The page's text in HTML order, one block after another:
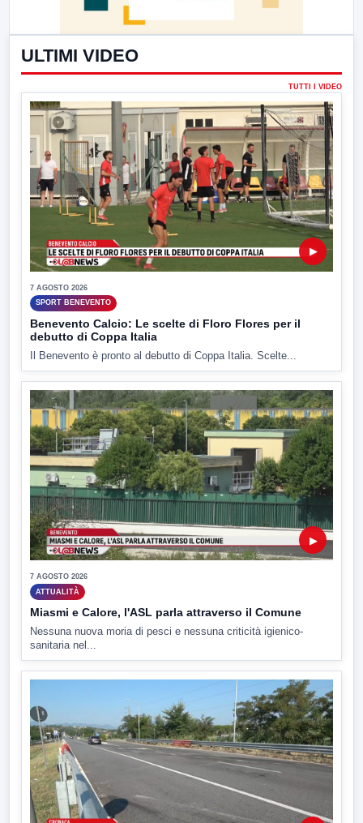
ULTIMI VIDEO
TUTTI I VIDEO
▶
7 AGOSTO 2026
SPORT BENEVENTO
Benevento Calcio: Le scelte di Floro Flores per il
debutto di Coppa Italia
Il Benevento è pronto al debutto di Coppa Italia. Scelte...
▶
7 AGOSTO 2026
ATTUALITÀ
Miasmi e Calore, l'ASL parla attraverso il Comune
Nessuna nuova moria di pesci e nessuna criticità igienico-
sanitaria nel...